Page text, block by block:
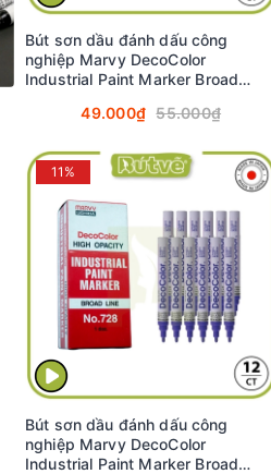
Bút sơn dầu đánh dấu công
nghiệp Marvy DecoColor
Industrial Paint Marker Broad
49.000₫ 55.000₫
11%
Bút sơn dầu đánh dấu công
nghiệp Marvy DecoColor
Industrial Paint Marker Broad